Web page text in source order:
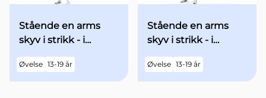
Stående en arms
skyv i strikk - i
utgangsstilling med
begge armene over
hodet
Øvelse 13-19 år
Stående en arms
skyv i strikk - i
utgangsstilling med
begge armene
"90grader" ut til
Øvelse 13-19 år